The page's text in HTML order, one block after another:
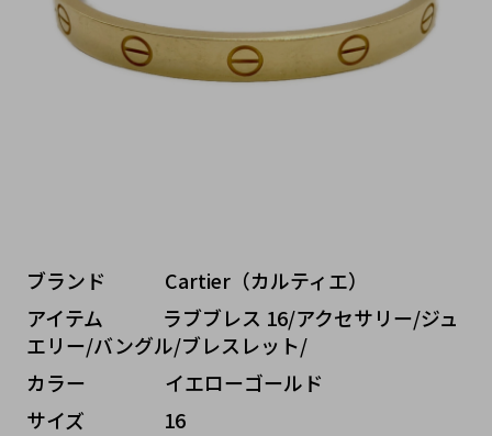
ブランド   Cartier（カルティエ）
アイテム   ラブブレス 16/アクセサリー/ジュ
エリー/バングル/ブレスレット/
カラー    イエローゴールド
サイズ    16